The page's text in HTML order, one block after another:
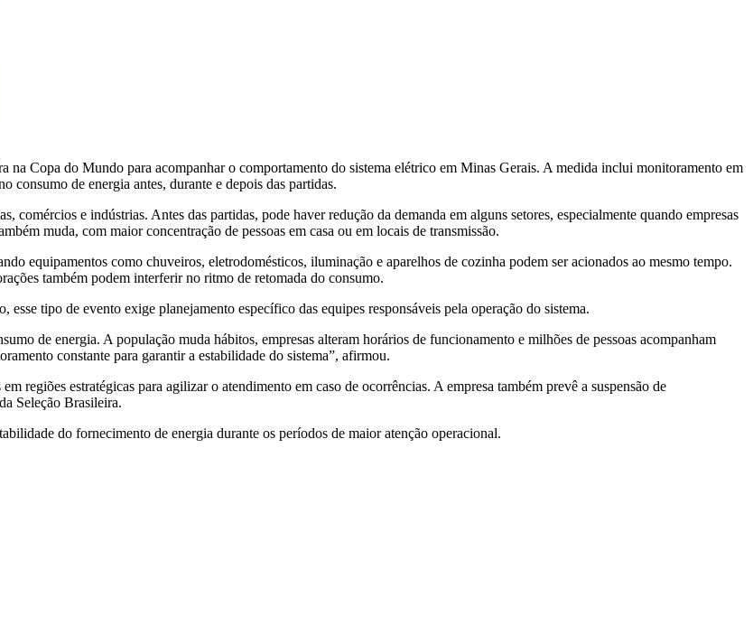
na Copa do Mundo para acompanhar o comportamento do sistema elétrico em Minas Gerais. A medida inclui monitoramento em
consumo de energia antes, durante e depois das partidas.
comércios e indústrias. Antes das partidas, pode haver redução da demanda em alguns setores, especialmente quando empresas
muda, com maior concentração de pessoas em casa ou em locais de transmissão.
equipamentos como chuveiros, eletrodomésticos, iluminação e aparelhos de cozinha podem ser acionados ao mesmo tempo.
também podem interferir no ritmo de retomada do consumo.
tipo de evento exige planejamento específico das equipes responsáveis pela operação do sistema.
de energia. A população muda hábitos, empresas alteram horários de funcionamento e milhões de pessoas acompanham
constante para garantir a estabilidade do sistema”, afirmou.
regiões estratégicas para agilizar o atendimento em caso de ocorrências. A empresa também prevê a suspensão de
Seleção Brasileira.
do fornecimento de energia durante os períodos de maior atenção operacional.